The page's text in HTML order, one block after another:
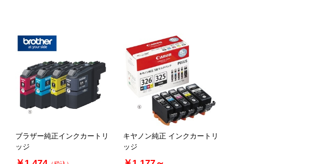
ブラザー純正インクカートリ
ッジ
キヤノン純正 インクカートリ
ッジ